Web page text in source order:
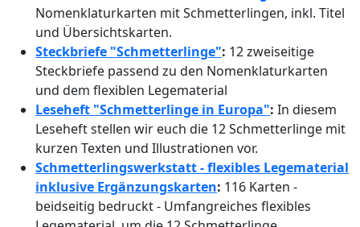
Nomenklaturkarten mit Schmetterlingen, inkl. Titel
und Übersichtskarten.
Steckbriefe "Schmetterlinge": 12 zweiseitige
Steckbriefe passend zu den Nomenklaturkarten
und dem flexiblen Legematerial
Leseheft "Schmetterlinge in Europa": In diesem
Leseheft stellen wir euch die 12 Schmetterlinge mit
kurzen Texten und Illustrationen vor.
Schmetterlingswerkstatt - flexibles Legematerial
inklusive Ergänzungskarten: 116 Karten -
beidseitig bedruckt - Umfangreiches flexibles